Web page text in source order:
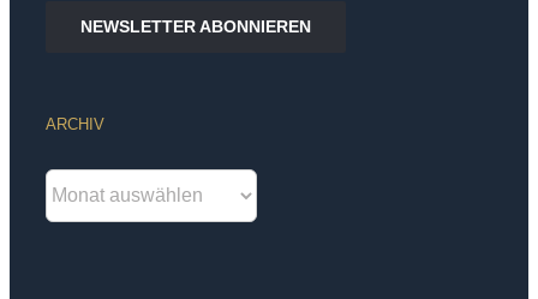
NEWSLETTER ABONNIEREN
ARCHIV
Archiv